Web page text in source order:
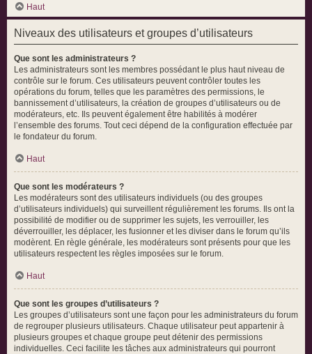
Haut
Niveaux des utilisateurs et groupes d’utilisateurs
Que sont les administrateurs ?
Les administrateurs sont les membres possédant le plus haut niveau de
contrôle sur le forum. Ces utilisateurs peuvent contrôler toutes les
opérations du forum, telles que les paramètres des permissions, le
bannissement d’utilisateurs, la création de groupes d’utilisateurs ou de
modérateurs, etc. Ils peuvent également être habilités à modérer
l’ensemble des forums. Tout ceci dépend de la configuration effectuée par
le fondateur du forum.
Haut
Que sont les modérateurs ?
Les modérateurs sont des utilisateurs individuels (ou des groupes
d’utilisateurs individuels) qui surveillent régulièrement les forums. Ils ont la
possibilité de modifier ou de supprimer les sujets, les verrouiller, les
déverrouiller, les déplacer, les fusionner et les diviser dans le forum qu’ils
modèrent. En règle générale, les modérateurs sont présents pour que les
utilisateurs respectent les règles imposées sur le forum.
Haut
Que sont les groupes d’utilisateurs ?
Les groupes d’utilisateurs sont une façon pour les administrateurs du forum
de regrouper plusieurs utilisateurs. Chaque utilisateur peut appartenir à
plusieurs groupes et chaque groupe peut détenir des permissions
individuelles. Ceci facilite les tâches aux administrateurs qui pourront